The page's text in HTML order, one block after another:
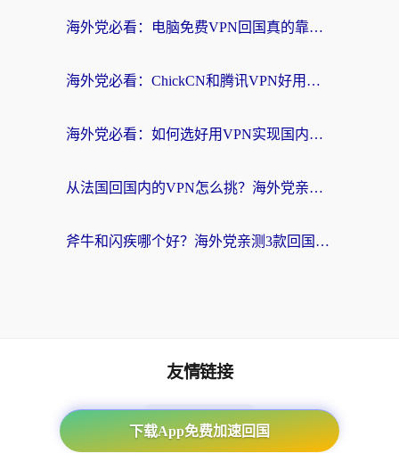
海外党必看：电脑免费VPN回国真的靠谱吗？附实测对比与最优方案指南
海外党必看：ChickCN和腾讯VPN好用吗？3招选对回国加速器，告别地区限制
海外党必看：如何选好用VPN实现国内资源无缝访问？从越南到全球都适用
从法国回国内的VPN怎么挑？海外党亲测：稳定、多端、安全才是关键
斧牛和闪疾哪个好？海外党亲测3款回国加速器，教你选到不踩坑的那一款
下载App免费加速回国
友情链接
番茄加速器